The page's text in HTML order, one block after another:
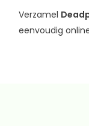
Verzamel
eenvoudig